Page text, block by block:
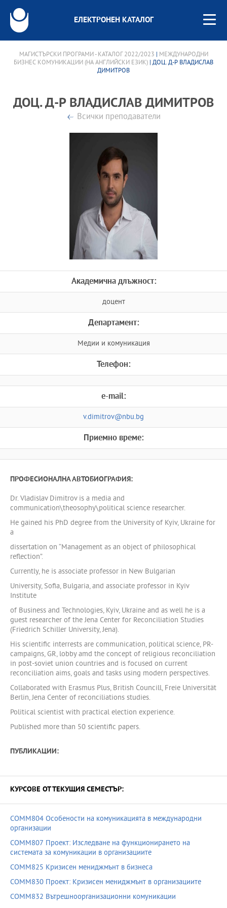
ЕЛЕКТРОНЕН КАТАЛОГ
МАГИСТЪРСКИ ПРОГРАМИ - КАТАЛОГ 2022/2023
МЕЖДУНАРОДНИ
БИЗНЕС КОМУНИКАЦИИ (НА АНГЛИЙСКИ ЕЗИК) | ДОЦ. Д-Р ВЛАДИСЛАВ
ДИМИТРОВ
ДОЦ. Д-Р ВЛАДИСЛАВ ДИМИТРОВ
Всички преподаватели
Академична длъжност:
доцент
Департамент:
Медии и комуникация
Телефон:
e-mail:
v.dimitrov@nbu.bg
Приемно време:
ПРОФЕСИОНАЛНА АВТОБИОГРАФИЯ:
Dr. Vladislav Dimitrov is a media and
communication\theosophy\political science researcher.
He gained his PhD degree from the University of Kyiv, Ukraine for
a
dissertation on “Management as an object of philosophical
reflection”.
Currently, he is associate professor in New Bulgarian
University, Sofia, Bulgaria, and associate professor in Kyiv
Institute
of Business and Technologies, Kyiv, Ukraine and as well he is a
guest researcher of the Jena Center for Reconciliation Studies
(Friedrich Schiller University, Jena).
His scientific interrests are communication, political science, PR-
campaigns, GR, lobby amd the concept of religious reconciliation
in post-soviet union countries and is focused on current
reconciliation aims, goals and tasks using modern perspectives.
Collaborated with Erasmus Plus, British Councill, Freie Universität
Berlin, Jena Center of reconciliations studies.
Political scientist with practical election experience.
Published more than 50 scientific papers.
ПУБЛИКАЦИИ:
КУРСОВЕ ОТ ТЕКУЩИЯ СЕМЕСТЪР:
COMM804 Особености на комуникацията в международни
организации
COMM807 Проект: Изследване на функционирането на
системата за комуникации в организациите
COMM825 Кризисен мениджмънт в бизнеса
COMM830 Проект: Кризисен мениджмънт в организациите
COMM832 Вътрешноорганизационни комуникации